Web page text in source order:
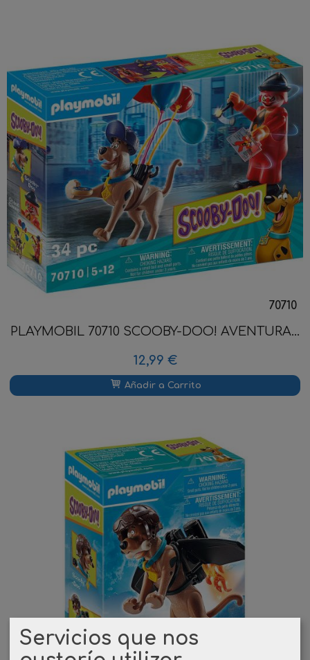
70710
PLAYMOBIL 70710 SCOOBY-DOO! AVENTURA...
12,99 €
Añadir a Carrito
Servicios que nos